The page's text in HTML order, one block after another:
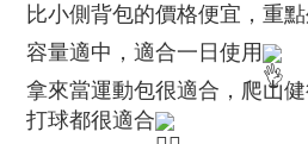
比小側背包的價格便宜，重
容量適中，適合一日使用
拿來當運動包很適合，爬山健
打球都很適合